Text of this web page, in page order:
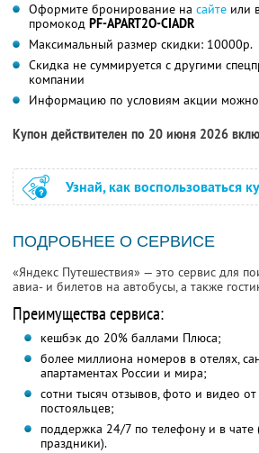
Оформите бронирование на сайте или
промокод PF-APART2O-CIADR
Максимальный размер скидки: 10000р.
Скидка не суммируется с другими
компании
Информацию по условиям акции можно
Купон действителен по 20 июня 2026
Узнай, как воспользоваться
ПОДРОБНЕЕ О СЕРВИСЕ
«Яндекс Путешествия» — это сервис для
авиа- и билетов на автобусы, а также
Преимущества сервиса:
кешбэк до 20% баллами Плюса;
более миллиона номеров в отелях,
апартаментах России и мира;
сотни тысяч отзывов, фото и видео
постояльцев;
поддержка 24/7 по телефону и в
праздники).